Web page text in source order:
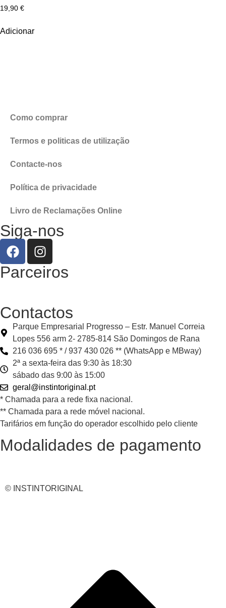
19,90 €
Adicionar
Como comprar
Termos e politicas de utilização
Contacte-nos
Política de privacidade
Livro de Reclamações Online
Siga-nos
Parceiros
Contactos
Parque Empresarial Progresso – Estr. Manuel Correia
Lopes 556 arm 2- 2785-814 São Domingos de Rana
216 036 695 * / 937 430 026 ** (WhatsApp e MBway)
2ª a sexta-feira das 9:30 às 18:30
sábado das 9:00 às 15:00
geral@instintoriginal.pt
* Chamada para a rede fixa nacional.
** Chamada para a rede móvel nacional.
Tarifários em função do operador escolhido pelo cliente
Modalidades de pagamento
© INSTINTORIGINAL